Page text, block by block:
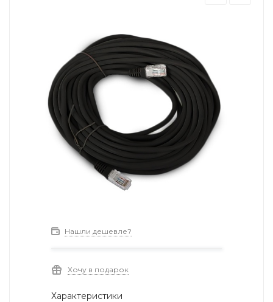
Нашли дешевле?
Хочу в подарок
Характеристики